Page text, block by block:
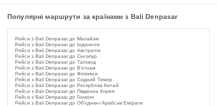
Популярні маршрути за країнами з Bali Denpasar
Рейси з Bali Denpasar до Малайзія
Рейси з Bali Denpasar до Індонезія
Рейси з Bali Denpasar до Австралія
Рейси з Bali Denpasar до Сінгапур
Рейси з Bali Denpasar до Таїланд
Рейси з Bali Denpasar до В'єтнам
Рейси з Bali Denpasar до Філіппіни
Рейси з Bali Denpasar до Східний Тимор
Рейси з Bali Denpasar до Республіка Китай
Рейси з Bali Denpasar до Південна Корея
Рейси з Bali Denpasar до Гонконг
Рейси з Bali Denpasar до Об'єднані Арабські Емірати